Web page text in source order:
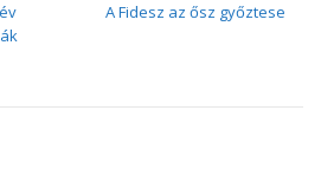
A Fidesz az ősz győztese